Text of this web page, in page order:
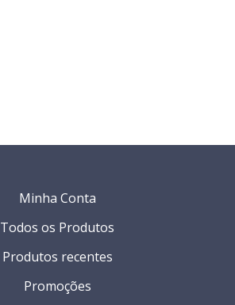
Minha Conta
Todos os Produtos
Produtos recentes
Promoções